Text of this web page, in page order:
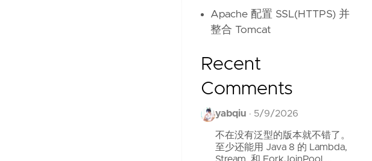
Apache 配置 SSL(HTTPS) 并
整合 Tomcat
Recent
Comments
yabqiu · 5/9/2026
不在没有泛型的版本就不错了。
至少还能用 Java 8 的 Lambda,